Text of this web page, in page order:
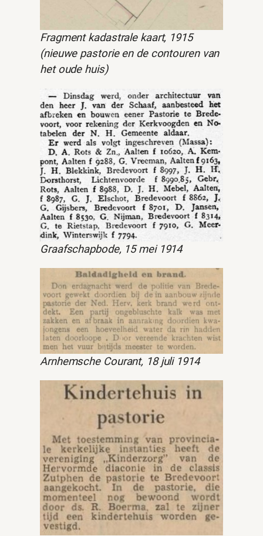
Fragment kadastrale kaart, 1915
(nieuwe pastorie en de contouren van
het oude huis)
Graafschapbode, 15 mei 1914
Arnhemsche Courant, 18 juli 1914